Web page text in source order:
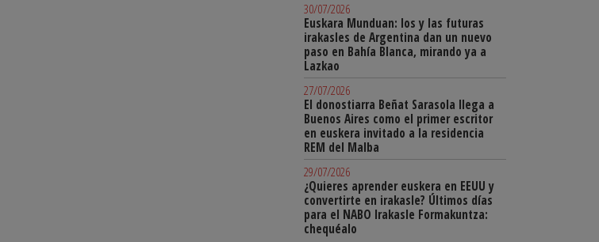
30/07/2026
Euskara Munduan: los y las futuras
irakasles de Argentina dan un nuevo
paso en Bahía Blanca, mirando ya a
Lazkao
27/07/2026
El donostiarra Beñat Sarasola llega a
Buenos Aires como el primer escritor
en euskera invitado a la residencia
REM del Malba
29/07/2026
¿Quieres aprender euskera en EEUU y
convertirte en irakasle? Últimos días
para el NABO Irakasle Formakuntza:
chequéalo